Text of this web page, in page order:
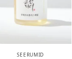
SEERUMID